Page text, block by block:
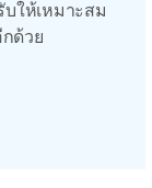
ให้เหมาะสม
ด้วย